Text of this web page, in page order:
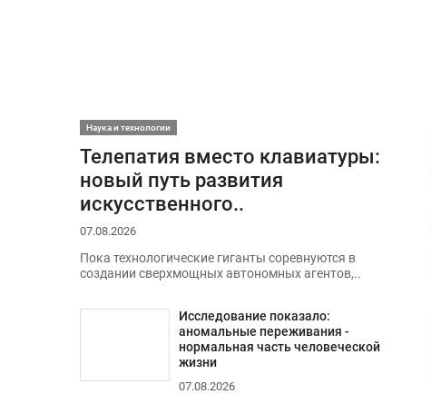
Наука и технологии
Телепатия вместо клавиатуры:
новый путь развития
искусственного..
07.08.2026
Пока технологические гиганты соревнуются в
создании сверхмощных автономных агентов,..
Исследование показало:
аномальные переживания -
нормальная часть человеческой
жизни
07.08.2026